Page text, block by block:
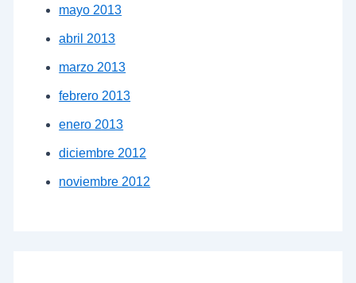
mayo 2013
abril 2013
marzo 2013
febrero 2013
enero 2013
diciembre 2012
noviembre 2012